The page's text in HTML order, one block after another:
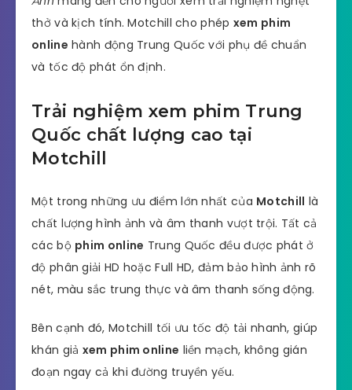
thở và kịch tính. Motchill cho phép xem phim
online hành động Trung Quốc với phụ đề chuẩn
và tốc độ phát ổn định.
Trải nghiệm xem phim Trung
Quốc chất lượng cao tại
Motchill
Một trong những ưu điểm lớn nhất của Motchill là
chất lượng hình ảnh và âm thanh vượt trội. Tất cả
các bộ phim online Trung Quốc đều được phát ở
độ phân giải HD hoặc Full HD, đảm bảo hình ảnh rõ
nét, màu sắc trung thực và âm thanh sống động.
Bên cạnh đó, Motchill tối ưu tốc độ tải nhanh, giúp
khán giả xem phim online liền mạch, không gián
đoạn ngay cả khi đường truyền yếu.